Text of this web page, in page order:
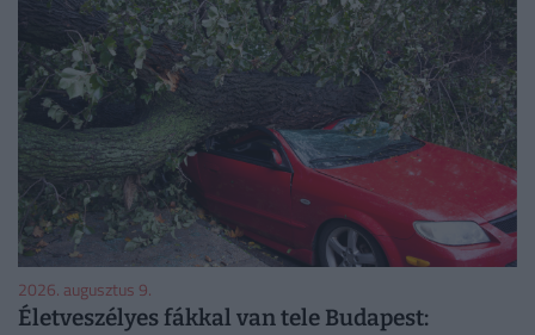
2026. augusztus 9.
Életveszélyes fákkal van tele Budapest: